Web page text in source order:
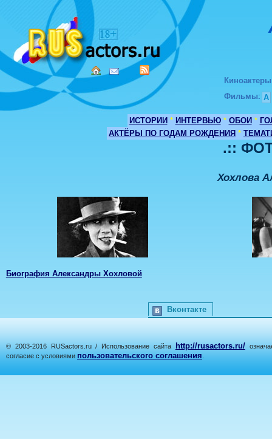
Киноактеры
Фильмы: А
ИСТОРИИ * ИНТЕРВЬЮ * ОБОИ *
АКТЁРЫ ПО ГОДАМ РОЖДЕНИЯ *
.::
Хохлова
Биография Александры Хохловой
Вконтакте
© 2003-2016 RUSactors.ru / Использование сайта http://rusactors.ru/
согласие с условиями пользовательского соглашения